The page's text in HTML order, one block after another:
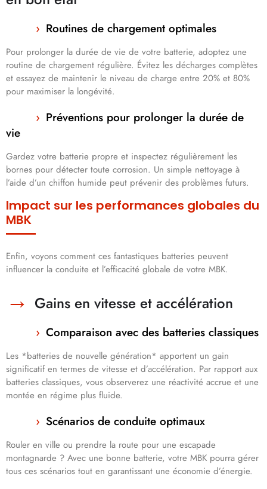
Routines de chargement optimales
Pour prolonger la durée de vie de votre batterie, adoptez une
routine de chargement régulière. Évitez les décharges complètes
et essayez de maintenir le niveau de charge entre 20% et 80%
pour maximiser la longévité.
Préventions pour prolonger la durée de
vie
Gardez votre batterie propre et inspectez régulièrement les
bornes pour détecter toute corrosion. Un simple nettoyage à
l’aide d’un chiffon humide peut prévenir des problèmes futurs.
Impact sur les performances globales du
MBK
Enfin, voyons comment ces fantastiques batteries peuvent
influencer la conduite et l’efficacité globale de votre MBK.
Gains en vitesse et accélération
Comparaison avec des batteries classiques
Les *batteries de nouvelle génération* apportent un gain
significatif en termes de vitesse et d’accélération. Par rapport aux
batteries classiques, vous observerez une réactivité accrue et une
montée en régime plus fluide.
Scénarios de conduite optimaux
Rouler en ville ou prendre la route pour une escapade
montagnarde ? Avec une bonne batterie, votre MBK pourra gérer
tous ces scénarios tout en garantissant une économie d’énergie.